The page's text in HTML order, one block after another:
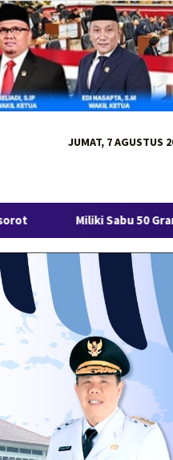
JUMAT, 7 AGUSTUS
Gram, IRT di